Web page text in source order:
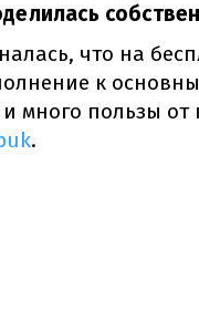
что на
к
много пользы
.